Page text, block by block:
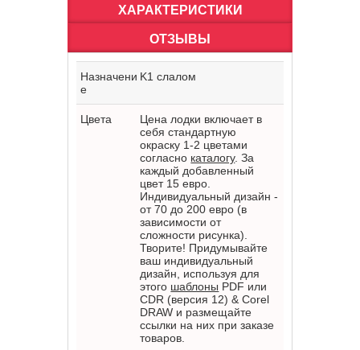
ХАРАКТЕРИСТИКИ
ОТЗЫВЫ
Назначени
е
K1 слалом
Цвета
Цена лодки включает в
себя стандартную
окраску 1-2 цветами
согласно каталогу. За
каждый добавленный
цвет 15 евро.
Индивидуальный дизайн -
от 70 до 200 евро (в
зависимости от
сложности рисунка).
Творите! Придумывайте
ваш индивидуальный
дизайн, используя для
этого шаблоны PDF или
CDR (версия 12) & Corel
DRAW и размещайте
ссылки на них при заказе
товаров.